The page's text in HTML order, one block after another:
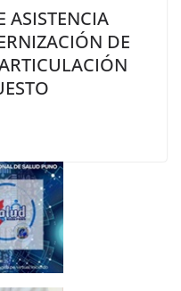
ASISTENCIA
DE